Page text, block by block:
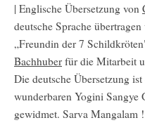
| Englische Übersetzung von
deutsche Sprache übertragen
„Freundin der 7
Bachhuber für die Mitarbeit
Die deutsche Übersetzung
wunderbaren Yogini Sangye
gewidmet. Sarva Mangalam !